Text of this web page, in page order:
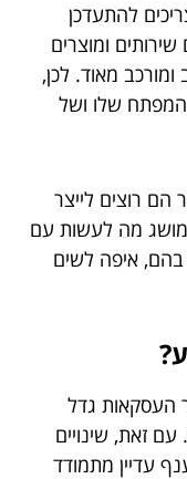
להתעדכן
ומוצרים
מאוד. לכן,
שלו ושל
הם רוצים לייצר
מושג מה לעשות עם
איפה לשים
העסקאות גדל
זאת, שינויים
עדיין מתמודד